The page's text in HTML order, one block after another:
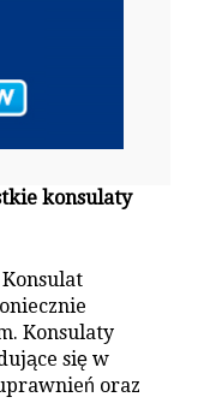
konsulaty
Konsulaty
się w
oraz